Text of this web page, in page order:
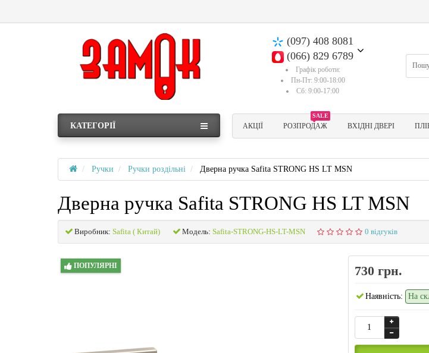
(097) 408 8081
(066) 829 6789
Графік роботи:
Пн-Пт: 9:00-18:00
Сб: 9:00-17:00
КАТЕГОРІЇ АКЦІЇ
SALE
РОЗПРОДАЖ ВХІДНІ ДВЕРІ
Ручки Ручки роздільні Дверна ручка Safita STRONG HS LT MSN
Дверна ручка Safita STRONG HS LT MSN
Виробник: Safita ( Китай) Модель: Safita-STRONG-HS-LT-MSN 0 відгуків
ПОПУЛЯРНІ 730 грн.
Наявність: На